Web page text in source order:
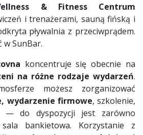
& Fitness Centrum
i trenażerami, sauną fińską i
pływalnia z przeciwprądem.
w SunBar.
koncentruje się obecnie na
na różne rodzaje wydarzeń.
możesz zorganizować
wydarzenie firmowe, szkolenie,
— do dyspozycji jest zarówno
bankietowa. Korzystanie z